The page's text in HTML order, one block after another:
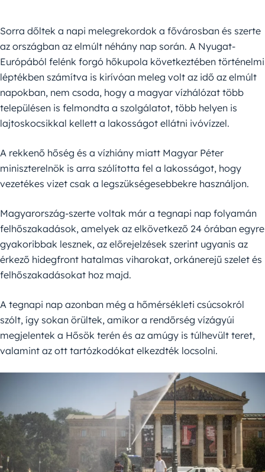
Sorra dőltek a napi melegrekordok a fővárosban és szerte
az országban az elmúlt néhány nap során. A Nyugat-
Európából felénk forgó hőkupola következtében történelmi
léptékben számítva is kirívóan meleg volt az idő az elmúlt
napokban, nem csoda, hogy a magyar vízhálózat több
településen is felmondta a szolgálatot, több helyen is
lajtoskocsikkal kellett a lakosságot ellátni ivóvízzel.
A rekkenő hőség és a vízhiány miatt Magyar Péter
miniszterelnök is arra szólította fel a lakosságot, hogy
vezetékes vizet csak a legszükségesebbekre használjon.
Magyarország-szerte voltak már a tegnapi nap folyamán
felhőszakadások, amelyek az elkövetkező 24 órában egyre
gyakoribbak lesznek, az előrejelzések szerint ugyanis az
érkező hidegfront hatalmas viharokat, orkánerejű szelet és
felhőszakadásokat hoz majd.
A tegnapi nap azonban még a hőmérsékleti csúcsokról
szólt, így sokan örültek, amikor a rendőrség vízágyúi
megjelentek a Hősök terén és az amúgy is túlhevült teret,
valamint az ott tartózkodókat elkezdték locsolni.